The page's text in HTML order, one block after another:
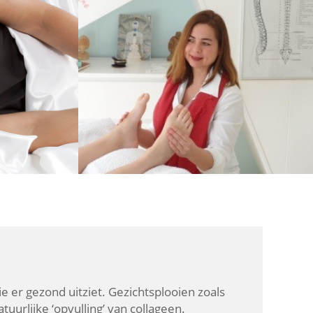
er gezond uitziet. Gezichtsplooien zoals
‘opvulling’ van collageen.